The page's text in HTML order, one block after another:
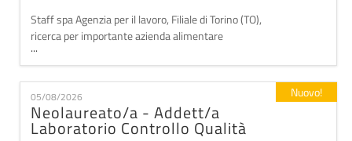
Staff spa Agenzia per il lavoro, Filiale di Torino (TO),
ricerca per importante azienda alimentare
OPERAIO/A PRODUZIONE PANE a Casorzo
Monferrato (AT). Il profilo ideale è una risorsa
motivata, volenterosa e seria con passione per le arti
bianche, preferibilmente con studi o formazione nel
settore, desiderosa di mettere in pratica le proprie co
...
05/08/2026
Neolaureato/a - Addett/a
Laboratorio Controllo Qualità
Nuovo!